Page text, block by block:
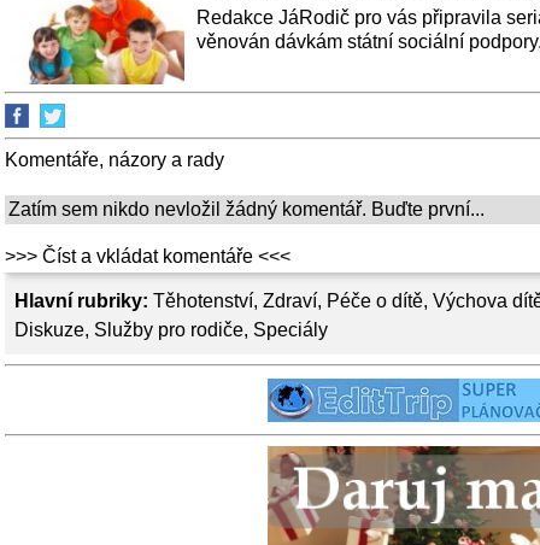
Hlavní rubriky: Těhotenství, Zdraví, Péče o dítě, Výchova
Diskuze, Služby pro rodiče, Speciály
Redakce JáRodič pro vás připravila
věnován dávkám státní sociální
Komentáře, názory a rady
Zatím sem nikdo nevložil žádný komentář. Buďte první...
>>> Číst a vkládat komentáře <<<